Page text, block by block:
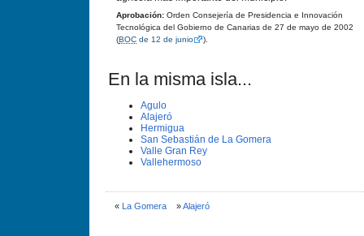
Aprobación: Orden Consejería de Presidencia e Innovación
Tecnológica del Gobierno de Canarias de 27 de mayo de 2002
(BOC de 12 de junio ).
En la misma isla...
Agulo
Alajeró
Hermigua
San Sebastián de La Gomera
Valle Gran Rey
Vallehermoso
« La Gomera»Alajeró